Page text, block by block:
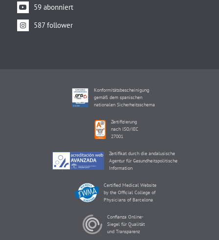
59 abonniert
587 follower
Konformitätsbescheinigung
gemäß dem spanischen
nationalen Sicherheitsschema
Zertifizierung
nach ISO/IEC
27001
Zertifikat durch die andalusische
Agentur für Gesundheitspolitische
Information
Certified Medical Website
by the Official College of
Physicians of Barcelona
Confianza Online-
Siegel für Qualität
und Transparenz